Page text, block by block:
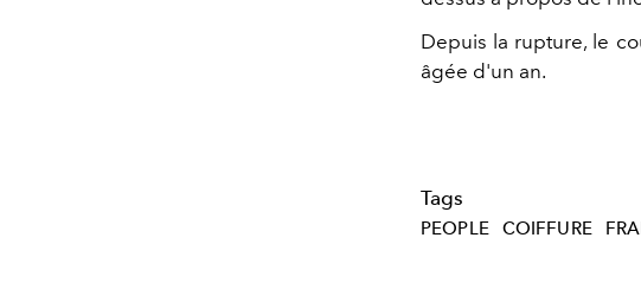
Depuis la rupture, le
âgée d'un an.
Tags
PEOPLE COIFFURE